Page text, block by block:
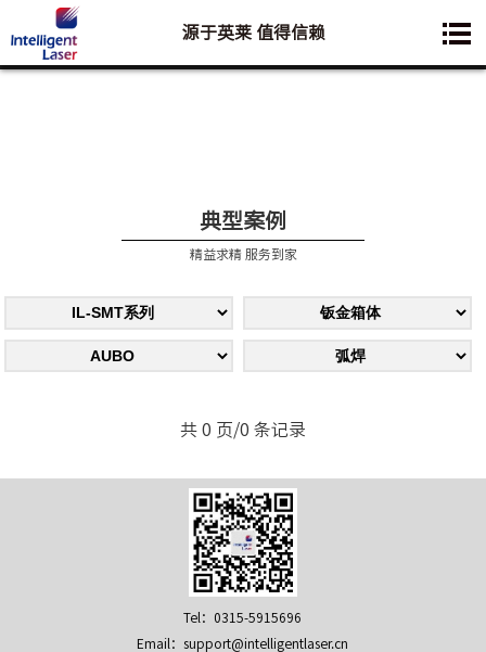
您想要了解的业务是:
源于英莱 值得信赖
典型案例
精益求精 服务到家
共 0 页/0 条记录
Tel：0315-5915696
Email：support@intelligentlaser.cn